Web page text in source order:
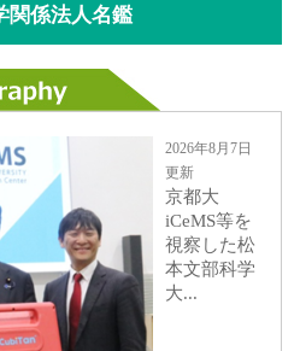
関係法人名鑑
2026年8月7日
更新
京都大
iCeMS等を
視察した松
本文部科学
大...